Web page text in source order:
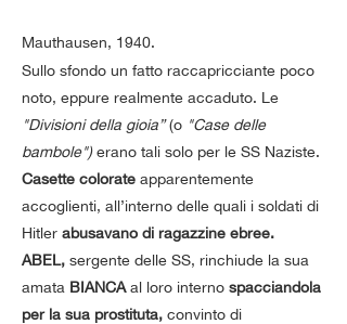
Mauthausen, 1940.
Sullo sfondo un fatto raccapricciante poco
noto, eppure realmente accaduto. Le
"Divisioni della gioia” (o "Case delle
bambole") erano tali solo per le SS Naziste.
Casette colorate apparentemente
accoglienti, all’interno delle quali i soldati di
Hitler abusavano di ragazzine ebree.
ABEL, sergente delle SS, rinchiude la sua
amata BIANCA al loro interno spacciandola
per la sua prostituta, convinto di